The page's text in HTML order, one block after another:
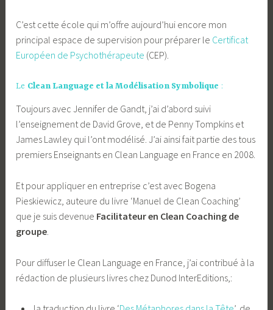
C’est cette école qui m’offre aujourd’hui encore mon
principal espace de supervision pour préparer le Certificat
Européen de Psychothérapeute (CEP).
Le Clean Language et la Modélisation Symbolique :
Toujours avec Jennifer de Gandt, j’ai d’abord suivi
l’enseignement de David Grove, et de Penny Tompkins et
James Lawley qui l’ont modélisé. J’ai ainsi fait partie des tous
premiers Enseignants en Clean Language en France en 2008.
Et pour appliquer en entreprise c’est avec Bogena
Pieskiewicz, auteure du livre ‘Manuel de Clean Coaching’
que je suis devenue Facilitateur en Clean Coaching de
groupe.
Pour diffuser le Clean Language en France, j’ai contribué à la
rédaction de plusieurs livres chez Dunod InterEditions,: